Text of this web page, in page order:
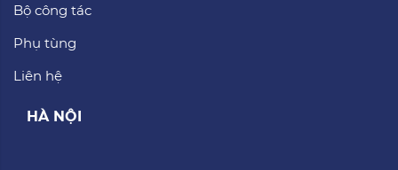
Bộ công tác
Phụ tùng
Liên hệ
HÀ NỘI